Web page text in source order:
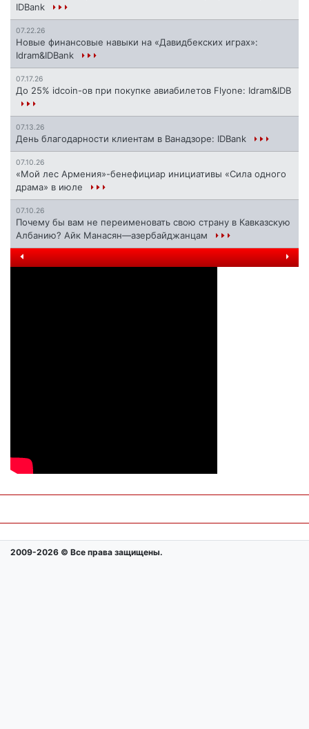
IDBank
07.22.26
Новые финансовые навыки на «Давидбекских играх»:
Idram&IDBank
07.17.26
До 25% idcoin-ов при покупке авиабилетов Flyone: Idram&IDB
07.13.26
День благодарности клиентам в Ванадзоре: IDBank
07.10.26
«Мой лес Армения»-бенефициар инициативы «Сила одного
драма» в июле
07.10.26
Почему бы вам не переименовать свою страну в Кавказскую
Албанию? Айк Манасян—азербайджанцам
2009-2026 © Все права защищены.